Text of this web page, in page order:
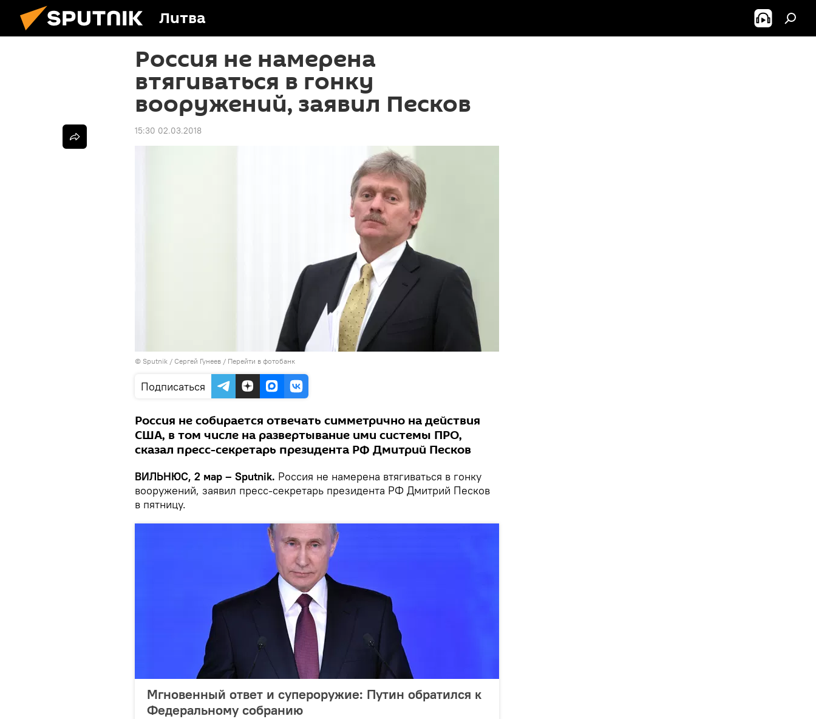
Литва
Россия не намерена
втягиваться в гонку
вооружений, заявил Песков
15:30 02.03.2018
© Sputnik / Сергей Гунеев / Перейти в фотобанк
Подписаться
Россия не собирается отвечать симметрично на действия
США, в том числе на развертывание ими системы ПРО,
сказал пресс-секретарь президента РФ Дмитрий Песков
ВИЛЬНЮС, 2 мар – Sputnik. Россия не намерена втягиваться в гонку
вооружений, заявил пресс-секретарь президента РФ Дмитрий Песков
в пятницу.
Мгновенный ответ и супероружие: Путин обратился к
Федеральному собранию